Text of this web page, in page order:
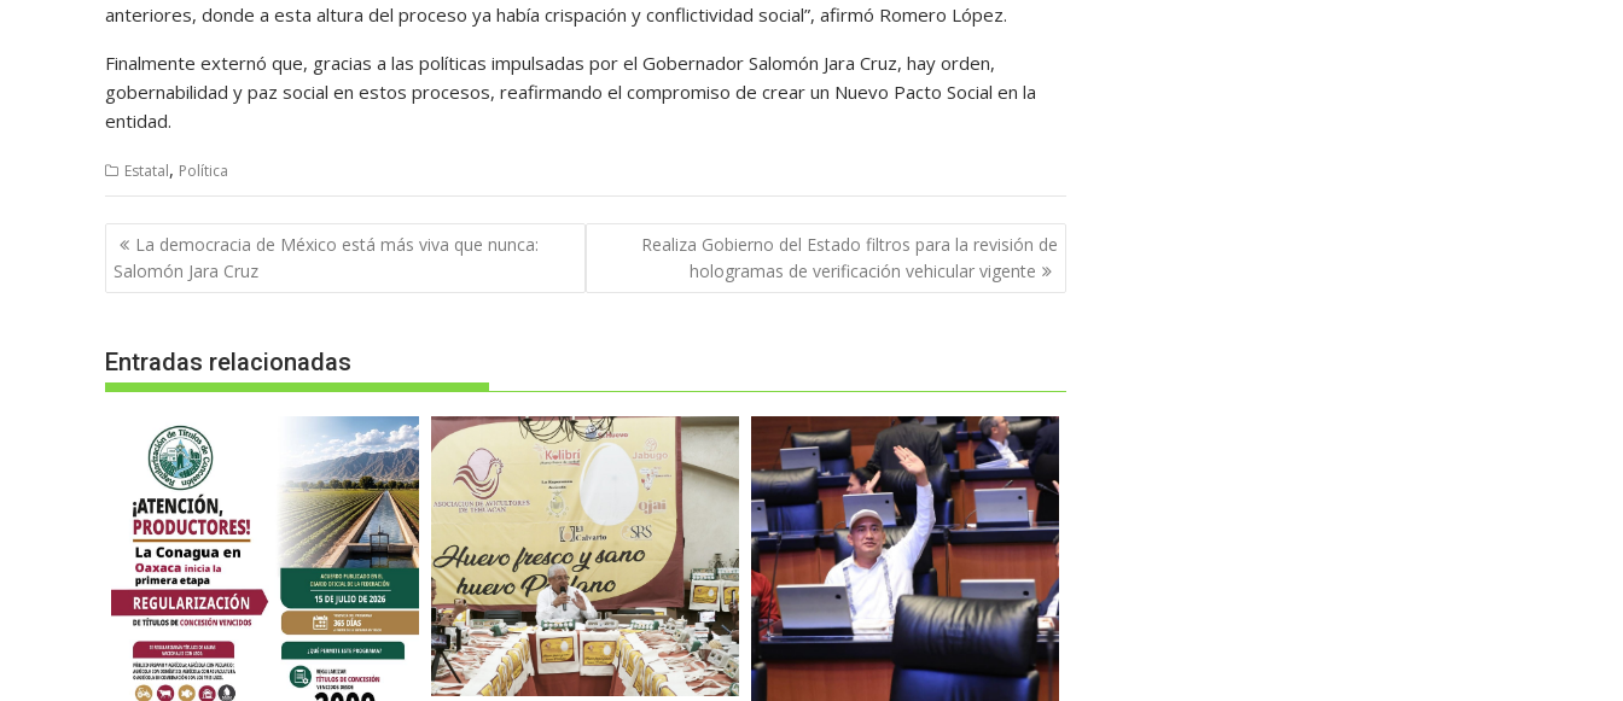
anteriores, donde a esta altura del proceso ya había crispación y conflictividad social”, afirmó Romero López.
Finalmente externó que, gracias a las políticas impulsadas por el Gobernador Salomón Jara Cruz, hay orden,
gobernabilidad y paz social en estos procesos, reafirmando el compromiso de crear un Nuevo Pacto Social en la
entidad.
Estatal, Política
Navegación
de
entradas
La democracia de México está más viva que nunca:
Salomón Jara Cruz
Realiza Gobierno del Estado filtros para la revisión de
hologramas de verificación vehicular vigente
Entradas relacionadas